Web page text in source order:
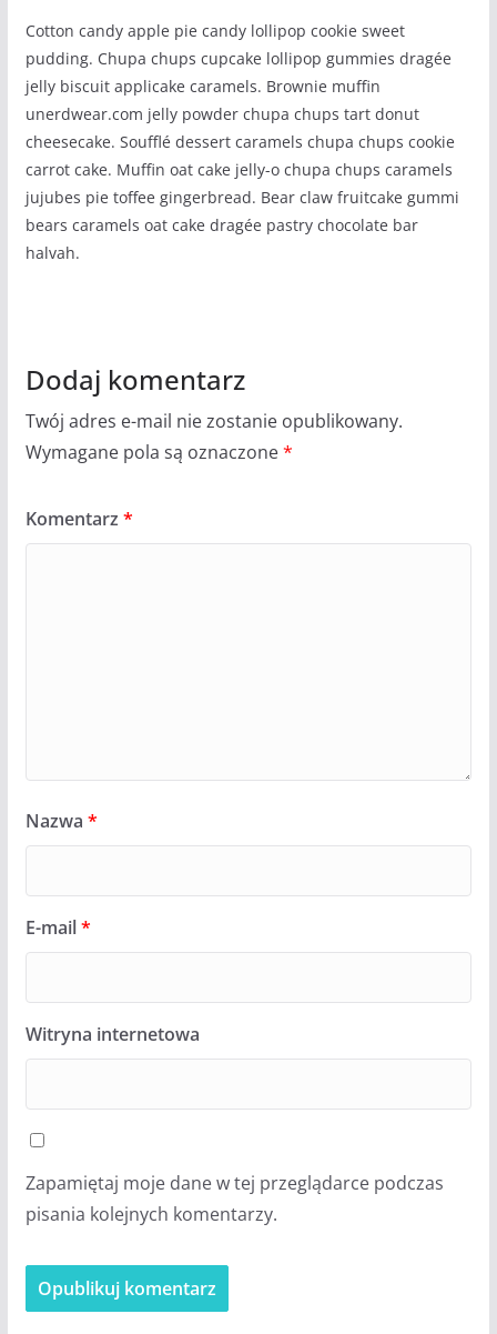
Cotton candy apple pie candy lollipop cookie sweet
pudding. Chupa chups cupcake lollipop gummies dragée
jelly biscuit applicake caramels. Brownie muffin
unerdwear.com jelly powder chupa chups tart donut
cheesecake. Soufflé dessert caramels chupa chups cookie
carrot cake. Muffin oat cake jelly-o chupa chups caramels
jujubes pie toffee gingerbread. Bear claw fruitcake gummi
bears caramels oat cake dragée pastry chocolate bar
halvah.
Dodaj komentarz
Twój adres e-mail nie zostanie opublikowany.
Wymagane pola są oznaczone*
Komentarz *
Nazwa *
E-mail*
Witryna internetowa
Zapamiętaj moje dane w tej przeglądarce podczas
pisania kolejnych komentarzy.